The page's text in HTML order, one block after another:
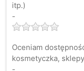
itp.)
-
Oceniam
kosmetyczka,